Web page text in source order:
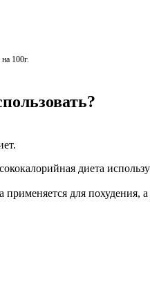
100г.
диета
применяется для